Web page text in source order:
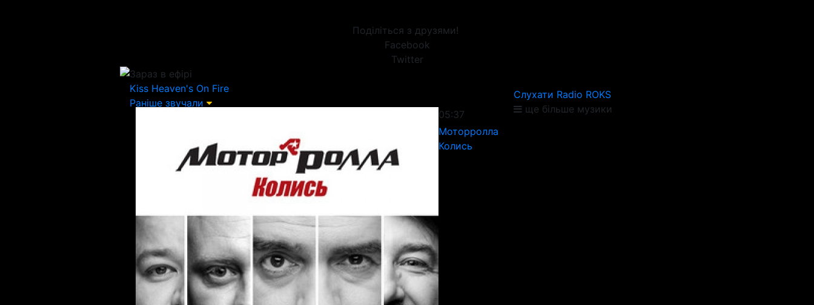
Поділіться з друзями!
Facebook
Twitter
Зараз в ефірі
Kiss Heaven's On Fire
Раніше звучали
05:37
Моторролла
Колись
Слухати Radio ROKS
ще більше музики